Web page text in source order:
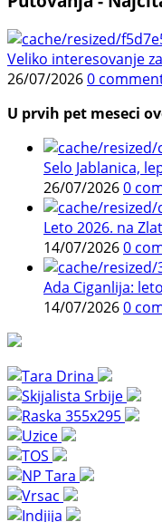
Veliko interesovanje
26/07/20260
U prvih pet meseci
Selo Jablanica,
26/07/20260
Leto 2026. na
14/07/20260
Ada Ciganlija:
14/07/20260